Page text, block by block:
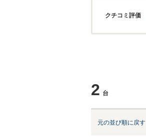
クチコミ評価
2 台
元の並び順に戻す